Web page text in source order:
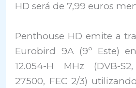
HD será de 7,99 euros
Penthouse HD emite a
Eurobird 9A (9º Este)
12.054-H MHz (DVB-
27500, FEC 2/3)